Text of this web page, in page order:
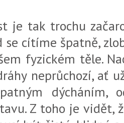
je tak trochu
se cítíme špatně,
fyzickém těle.
neprůchozí, ať
Z toho je